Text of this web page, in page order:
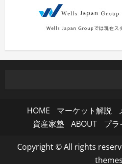
HOME マーケット解説
資産家塾
ABOUT プラ
Copyright © All rights